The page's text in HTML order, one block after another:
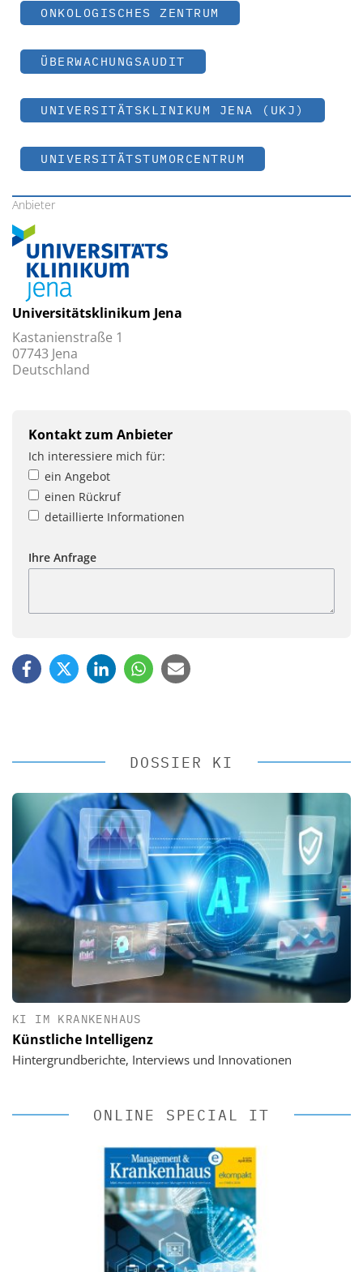
ONKOLOGISCHES ZENTRUM
ÜBERWACHUNGSAUDIT
UNIVERSITÄTSKLINIKUM JENA (UKJ)
UNIVERSITÄTSTUMORCENTRUM
Anbieter
Universitätsklinikum Jena
Kastanienstraße 1
07743 Jena
Deutschland
Kontakt zum Anbieter
Ich interessiere mich für:
ein Angebot
einen Rückruf
detaillierte Informationen
Ihre Anfrage
DOSSIER KI
KI IM KRANKENHAUS
Künstliche Intelligenz
Hintergrundberichte, Interviews und Innovationen
ONLINE SPECIAL IT